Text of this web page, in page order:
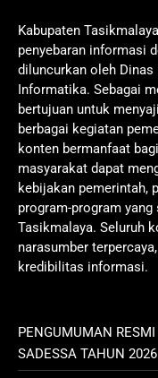
Kabupaten
penyebaran informasi
diluncurkan oleh Dinas
Informatika. Sebagai
bertujuan untuk
berbagai kegiatan
konten bermanfaat
masyarakat dapat
kebijakan pemerintah,
program-program
Tasikmalaya. Seluruh
narasumber
kredibilitas informasi.
PENGUMUMAN
SADESSA TAHUN 2026